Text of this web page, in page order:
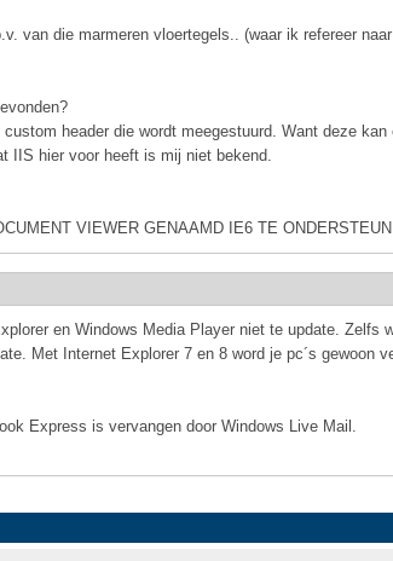
van die marmeren vloertegels.. (waar ik refereer
header die wordt meegestuurd. Want deze kan
IIS hier voor heeft is mij niet bekend.
VIEWER GENAAMD IE6 TE
en Windows Media Player niet te update. Zelfs
Met Internet Explorer 7 en 8 word je pc´s gewoon
Express is vervangen door Windows Live Mail.